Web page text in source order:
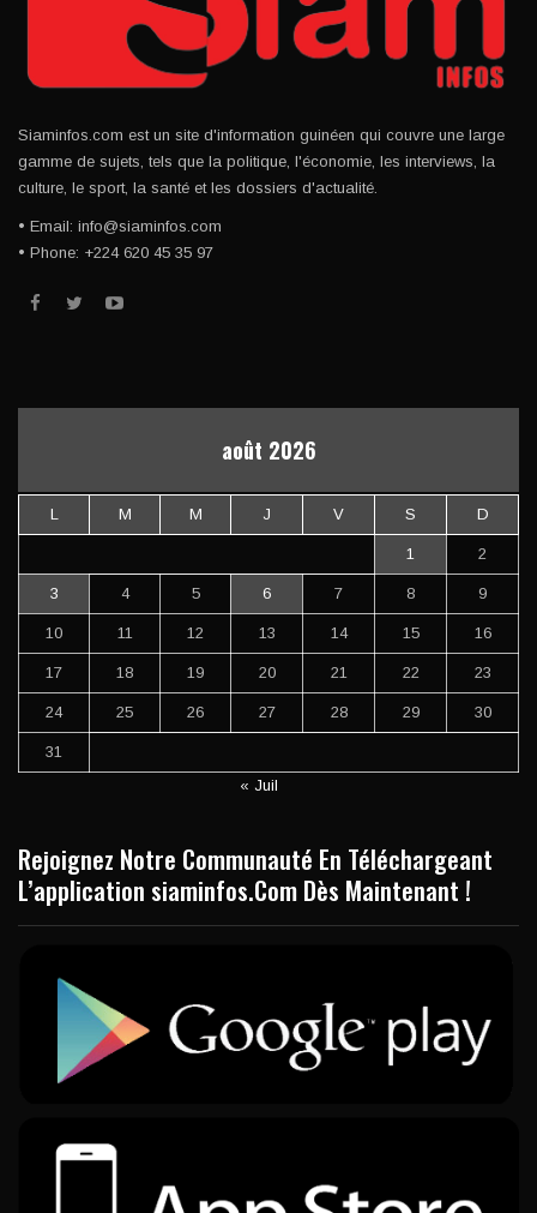
Siaminfos.com est un site d'information guinéen qui couvre une large
gamme de sujets, tels que la politique, l'économie, les interviews, la
culture, le sport, la santé et les dossiers d'actualité.
• Email: info@siaminfos.com
• Phone: +224 620 45 35 97
août 2026
L M M J V S D
1 2
3 4 5 6 7 8 9
10 11 12 13 14 15 16
17 18 19 20 21 22 23
24 25 26 27 28 29 30
31
« Juil
Rejoignez Notre Communauté En Téléchargeant
L’application siaminfos.Com Dès Maintenant !